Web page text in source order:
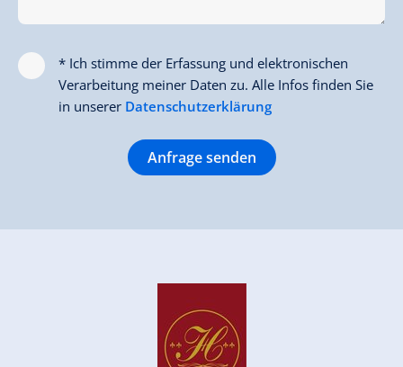
* Ich stimme der Erfassung und elektronischen
Verarbeitung meiner Daten zu. Alle Infos finden Sie
in unserer Datenschutzerklärung
Anfrage senden